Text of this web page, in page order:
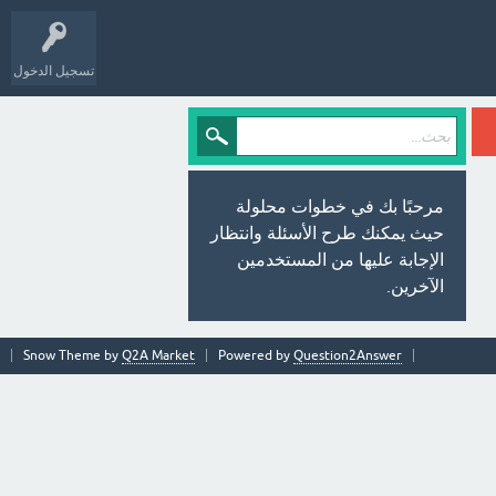
تسجيل الدخول
مرحبًا بك في خطوات محلولة
حيث يمكنك طرح الأسئلة وانتظار
الإجابة عليها من المستخدمين
الآخرين.
Snow Theme by Q2A Market Powered by Question2Answer